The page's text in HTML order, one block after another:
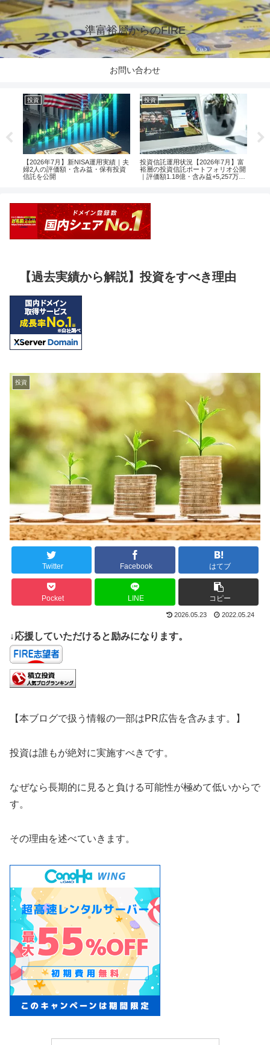
準富裕層からのFIRE
お問い合わせ
投資
【2026年7月】新NISA運用実績｜夫
婦2人の評価額・含み益・保有投資
信託を公開
投資
投資信託運用状況【2026年7月】富
裕層の投資信託ポートフォリオ公開
｜評価額1.18億・含み益+5,257万円
【過去実績から解説】投資をすべき理由
投資
Twitter Facebook はてブ
Pocket LINE コピー
2026.05.23 2022.05.24
↓応援していただけると励みになります。
【本ブログで扱う情報の一部はPR広告を含みます。】
投資は誰もが絶対に実施すべきです。
なぜなら長期的に見ると負ける可能性が極めて低いからで
す。
その理由を述べていきます。